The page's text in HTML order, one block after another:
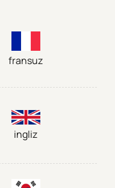
fransuz
ingliz